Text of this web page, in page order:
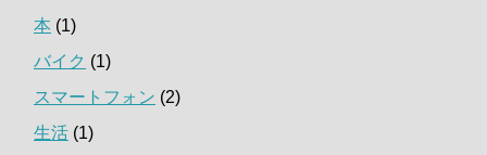
本 (1)
バイク (1)
スマートフォン (2)
生活 (1)